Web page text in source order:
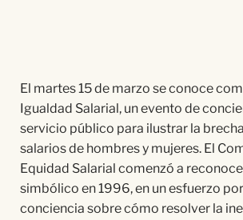
El martes 15 de marzo se conoce
Igualdad Salarial, un evento de
servicio público para ilustrar la
salarios de hombres y mujeres. El
Equidad Salarial comenzó a
simbólico en 1996, en un esfuerzo
conciencia sobre cómo resolver la